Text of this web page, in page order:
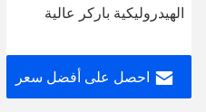
الهيدروليكية باركر عالية
احصل على أفضل سعر